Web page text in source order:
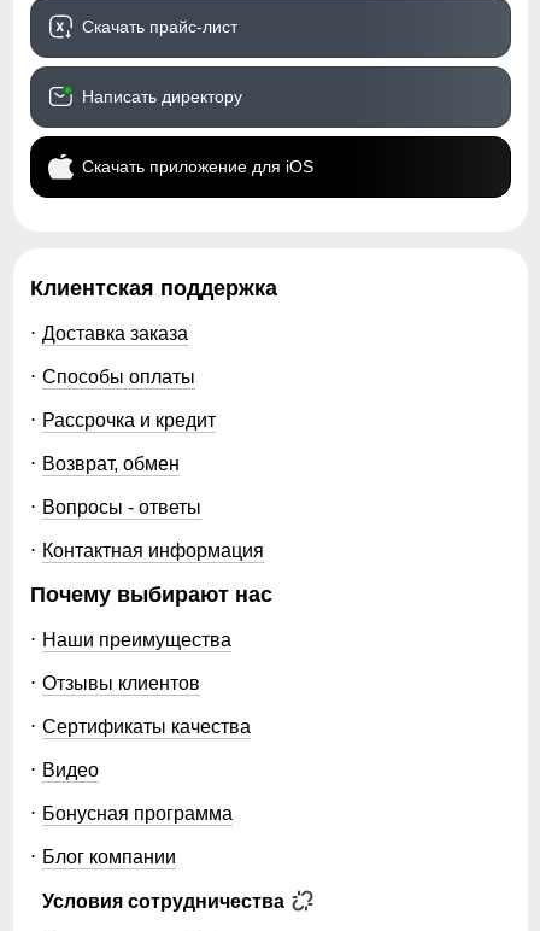
Скачать прайс-лист
Написать директору
Скачать приложение для iOS
Клиентская поддержка
Доставка заказа
Способы оплаты
Рассрочка и кредит
Возврат, обмен
Вопросы - ответы
Контактная информация
Почему выбирают нас
Наши преимущества
Отзывы клиентов
Сертификаты качества
Видео
Бонусная программа
Блог компании
Условия сотрудничества